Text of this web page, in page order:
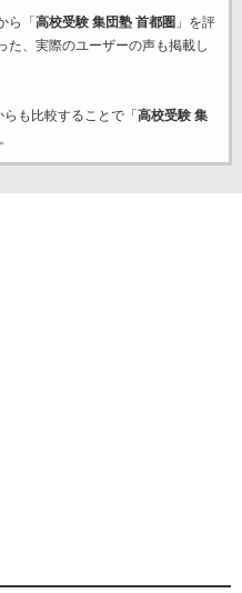
ら「 高校受験 集団塾 首都圏 」を評
た、実際のユーザーの声も掲載し
も比較することで「 高校受験 集